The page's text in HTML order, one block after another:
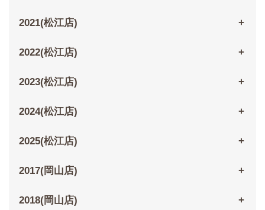
2021(松江店)
2022(松江店)
2023(松江店)
2024(松江店)
2025(松江店)
2017(岡山店)
2018(岡山店)